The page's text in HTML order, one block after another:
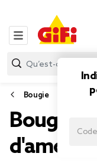
Bougie
Bougie
d'amour